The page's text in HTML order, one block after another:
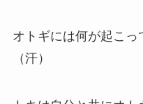
オトギには何が起こ
（汗）